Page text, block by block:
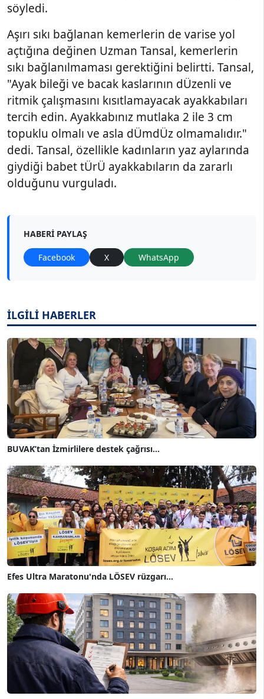
söyledi.
Aşırı sıkı bağlanan kemerlerin de varise yol
açtığına değinen Uzman Tansal, kemerlerin
sıkı bağlanılmaması gerektiğini belirtti. Tansal,
"Ayak bileği ve bacak kaslarının dÜzenli ve
ritmik çalışmasını kısıtlamayacak ayakkabıları
tercih edin. Ayakkabınız mutlaka 2 ile 3 cm
topuklu olmalı ve asla dÜmdÜz olmamalıdır."
dedi. Tansal, özellikle kadınların yaz aylarında
giydiği babet tÜrÜ ayakkabıların da zararlı
olduğunu vurguladı.
HABERI PAYLAŞ
Facebook X WhatsApp
İLGİLİ HABERLER
BUVAK’tan İzmirlilere destek çağrısı...
Efes Ultra Maratonu'nda LÖSEV rüzgarı...